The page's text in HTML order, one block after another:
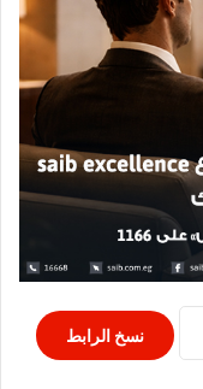
نسخ الرابط